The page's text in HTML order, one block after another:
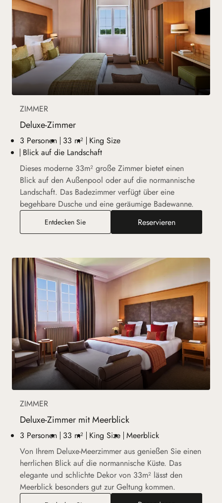
ZIMMER
Deluxe-Zimmer
3 Personen 33 m²
King Size
Blick auf die Landschaft
Dieses moderne 33m² große Zimmer bietet einen
Blick auf den Außenpool oder auf die normannische
Landschaft. Das Badezimmer verfügt über eine
begehbare Dusche und eine geräumige Badewanne.
Entdecken SieDeluxe-Zimmer Reservieren
ZIMMER
Deluxe-Zimmer mit Meerblick
3 Personen 33 m² King Size Meerblick
Von Ihrem Deluxe-Meerzimmer aus genießen Sie einen
herrlichen Blick auf die normannische Küste. Das
elegante und schlichte Dekor von 33m² lässt den
Meerblick besonders gut zur Geltung kommen.